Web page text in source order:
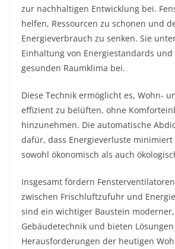
zur nachhaltigen Entwicklung bei.
helfen, Ressourcen zu schonen und
Energieverbrauch zu senken. Sie
Einhaltung von Energiestandards
gesunden Raumklima bei.
Diese Technik ermöglicht es, Wohn-
effizient zu belüften, ohne
hinzunehmen. Die automatische
dafür, dass Energieverluste minimiert
sowohl ökonomisch als auch
Insgesamt fördern
zwischen Frischluftzufuhr und
sind ein wichtiger Baustein
Gebäudetechnik und bieten
Herausforderungen der heutigen